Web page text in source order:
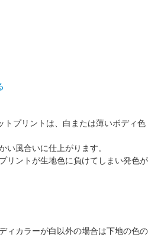
トプリントは、白または薄いボディ色
い風合いに仕上がります。
リントが生地色に負けてしまい発色が
ィカラーが白以外の場合は下地の色の